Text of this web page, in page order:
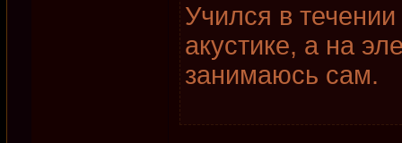
Учился в
акустике, а на
занимаюсь сам.